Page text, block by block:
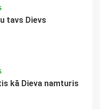
tavs Dievs
kā Dieva namturis